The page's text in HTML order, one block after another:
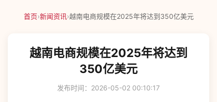
首页›新闻资讯›越南电商规模在2025年将达到350亿美元
越南电商规模在2025年将达到
350亿美元
发布时间：2026-05-02 00:10:17